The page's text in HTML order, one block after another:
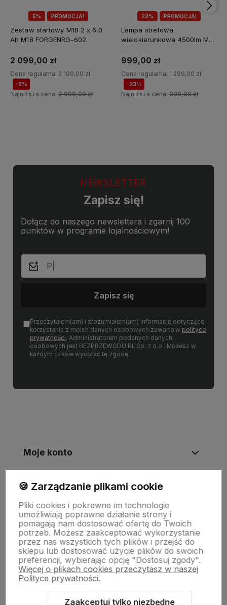
5% PROMOCJA!
Zestaw startowy M18 2 x 6.0
Ah M18 FORGENRG-602
2 099,00 zł
Cena regularna: 2 199,00 zł
-5%
Najniższa cena: 2 999,00 zł
23% PROMOCJA!
Lampa strefowa
wielokierunkowa 4500lm M18
999,00 zł
Cena regularna: 1 299,00 zł
-23%
Najniższa cena: 999,00 zł
NEWSLETTER
Zapisz się!
Dołącz do naszego newslettera i zgarnij 100
punktów w programie lojalnościowym!
Zapisz się
Przeczytałem(am) i zrozumiałem(am) informacje dotyczące
korzystania z moich danych osobowych zawarte w polityce
prywatności. Administratorem podanych danych
osobowych jest BEZPRZEWODU.PL Sp. z o.o.. Możesz w
każdym czasie wycofać tę zgodę.
Moje konto
Informacje
Płatności i zwroty
Wsparcie
🍪 Zarządzanie plikami cookie
Pliki cookies i pokrewne im technologie
umożliwiają poprawne działanie strony i
pomagają nam dostosować ofertę do Twoich
potrzeb. Możesz zaakceptować wykorzystanie
przez nas wszystkich tych plików i przejść do
sklepu lub dostosować użycie plików do swoich
preferencji, wybierając opcję "Dostosuj zgody".
Więcej o plikach cookies przeczytasz w naszej
Polityce prywatności.
Zaakceptuj tylko niezbędne